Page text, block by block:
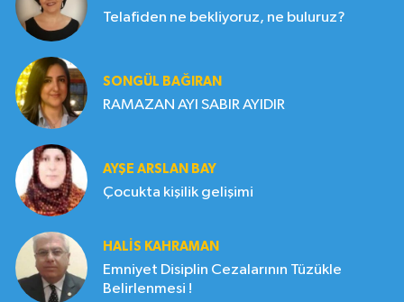
Telafiden ne bekliyoruz, ne buluruz?
SONGÜL BAĞIRAN
RAMAZAN AYI SABIR AYIDIR
AYŞE ARSLAN BAY
Çocukta kişilik gelişimi
HALIS KAHRAMAN
Emniyet Disiplin Cezalarının Tüzükle
Belirlenmesi !